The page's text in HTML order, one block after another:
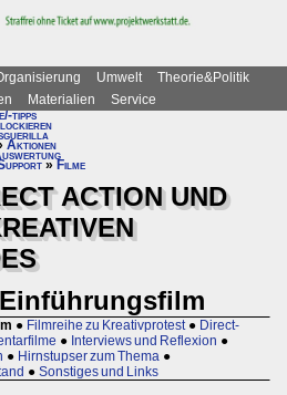
Umwelt
Theorie&Politik
Materialien
Service
tipps
Aktionen
» Filme
ACTION UND
● Filmreihe zu Kreativprotest ● Direct-
● Interviews und Reflexion ●
● Hirnstupser zum Thema ●
● Sonstiges und Links